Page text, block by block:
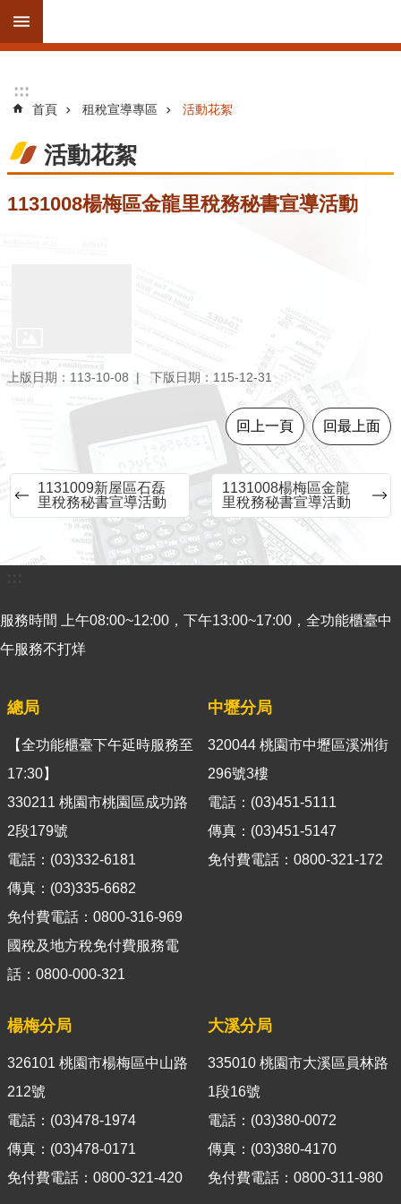
跳到主要內容區塊
階
搜
服
務
便
服
租
稅
專
分
導
覽
訊
客
服
房
稅
更
服
務
返
:::
:::
首頁 租稅宣導專區 活動花絮
活動花絮
1131008楊梅區金龍里稅務秘書宣導活動
上版日期：113-10-08 下版日期：115-12-31
回上一頁 回最上面
1131009新屋區石磊
里稅務秘書宣導活動
1131008楊梅區金龍
里稅務秘書宣導活動
服務時間 上午08:00~12:00，下午13:00~17:00，全功能櫃臺中
午服務不打烊
總局
【全功能櫃臺下午延時服務至
17:30】
330211 桃園市桃園區成功路
2段179號
電話：(03)332-6181
傳真：(03)335-6682
免付費電話：0800-316-969
國稅及地方稅免付費服務電
話：0800-000-321
中壢分局
320044 桃園市中壢區溪洲街
296號3樓
電話：(03)451-5111
傳真：(03)451-5147
免付費電話：0800-321-172
楊梅分局
326101 桃園市楊梅區中山路
212號
電話：(03)478-1974
傳真：(03)478-0171
免付費電話：0800-321-420
大溪分局
335010 桃園市大溪區員林路
1段16號
電話：(03)380-0072
傳真：(03)380-4170
免付費電話：0800-311-980